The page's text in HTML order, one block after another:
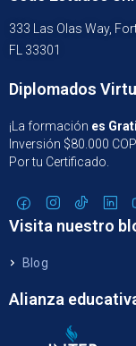
333 Las Olas Way,
FL 33301
Diplomados
¡La formación es
Inversión $80.000
Por tu Certificado.
Visita nuestro
Blog
Alianza